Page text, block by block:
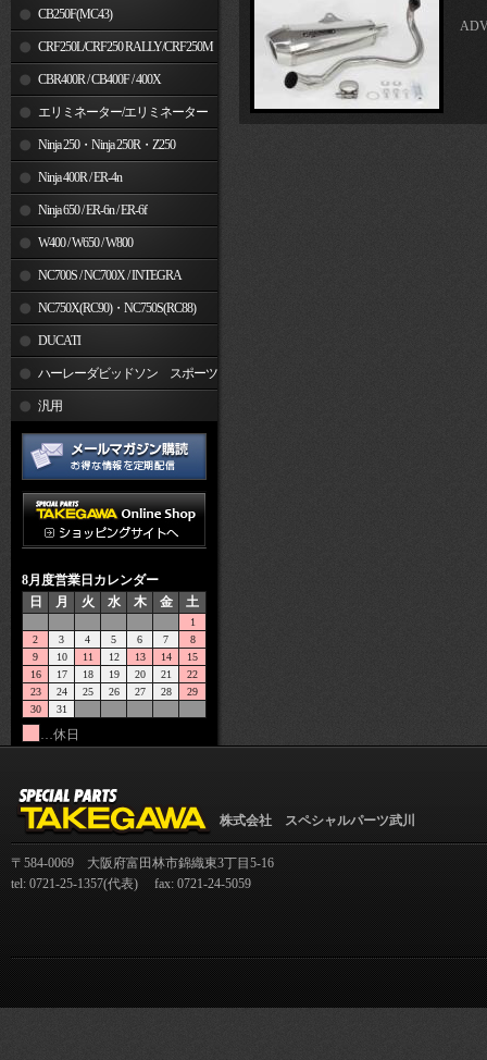
CB250F(MC43)
CRF250L/CRF250 RALLY/CRF250M
CBR400R / CB400F / 400X
エリミネーター/エリミネーター
SE Ninja 250・Ninja 250R・Z250
Ninja 400R / ER-4n
Ninja 650 / ER-6n / ER-6f
W400 / W650 / W800
NC700S / NC700X / INTEGRA
NC750X(RC90)・NC750S(RC88)
DUCATI
ハーレーダビッドソン スポーツ
スター汎用
8月度営業日カレンダー
日
月 火 水 木 金 土
1
2
3 4 5 6 7
8
9
10 11 12 13 14
15
16
17 18 19 20 21
22
23
24 25 26 27 28
29
30
31
…休日
株式会社 スペシャルパーツ武川
〒584-0069 大阪府富田林市錦織東3丁目5-16
tel: 0721-25-1357(代表) fax: 0721-24-5059